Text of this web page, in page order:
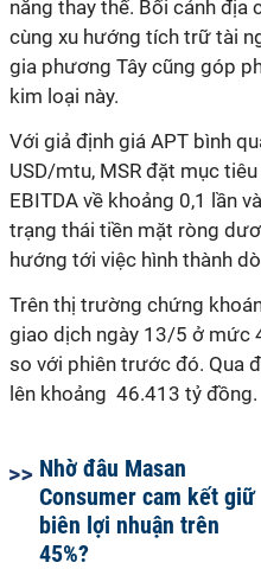
năng thay thế. Bối cảnh địa
cùng xu hướng tích trữ tài
gia phương Tây cũng góp
kim loại này.
Với giả định giá APT bình
USD/mtu, MSR đặt mục
EBITDA về khoảng 0,1 lần
trạng thái tiền mặt ròng
hướng tới việc hình thành
Trên thị trường chứng
giao dịch ngày 13/5 ở mức
so với phiên trước đó. Qua
lên khoảng 46.413 tỷ đồng.
Nhờ đâu Masan
Consumer cam kết giữ
biên lợi nhuận trên
45%?